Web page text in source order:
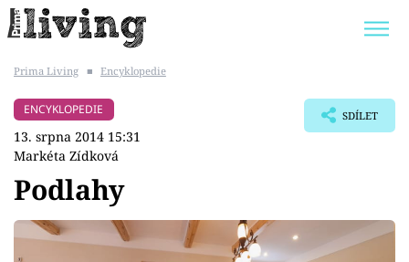
BYDLENÍ SLAVNÝCH
Témata
Prima Living ■ Encyklopedie
ENCYKLOPEDIE
13. srpna 2014 15:31
Markéta Zídková
SDÍLET
Podlahy